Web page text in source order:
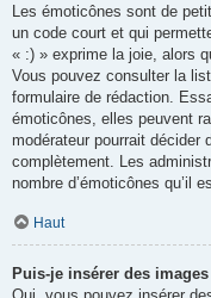
Les émoticônes sont de
un code court et qui
« :) » exprime la joie, alors
Vous pouvez consulter la
formulaire de rédaction.
émoticônes, elles peuvent
modérateur pourrait décider
complètement. Les
nombre d’émoticônes qu’il
Haut
Puis-je insérer des